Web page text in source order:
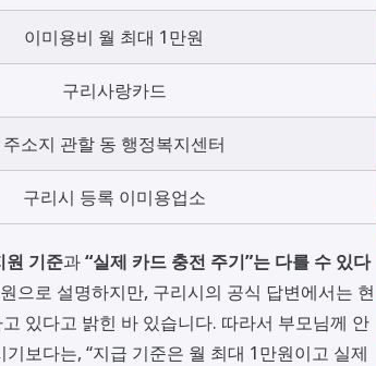
이미용비 월 최대 1만원
구리사랑카드
주소지 관할 동 행정복지센터
구리시 등록 이미용업소
원 기준과“실제 카드 충전 주기”는 다를 수 있다
으로 설명하지만, 구리시의 공식 답변에서는 현
있다고 밝힌 바 있습니다. 따라서 부모님께 안
보다는, “지급 기준은 월 최대 1만원이고 실제